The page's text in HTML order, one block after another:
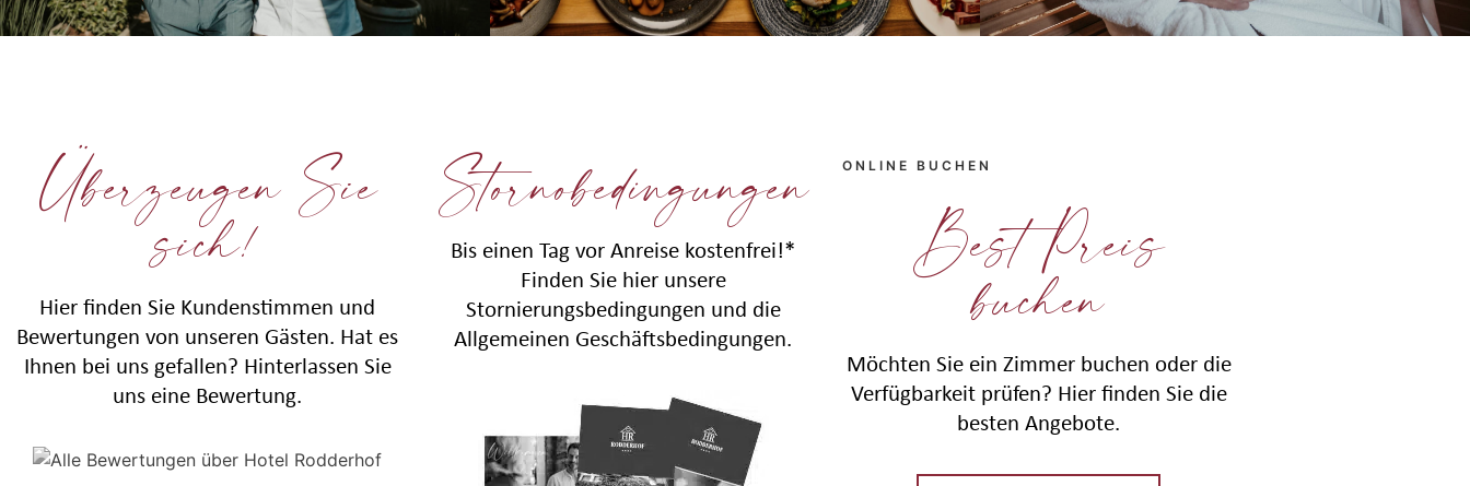
Überzeugen Sie
sich!
Hier finden Sie Kundenstimmen und
Bewertungen von unseren Gästen. Hat es
Ihnen bei uns gefallen? Hinterlassen Sie
uns eine Bewertung.
Stornobedingungen
Bis einen Tag vor Anreise kostenfrei!*
Finden Sie hier unsere
Stornierungsbedingungen und die
Allgemeinen Geschäftsbedingungen.
ONLINE BUCHEN
Best Preis
buchen
Möchten Sie ein Zimmer buchen oder die
Verfügbarkeit prüfen? Hier finden Sie die
besten Angebote.